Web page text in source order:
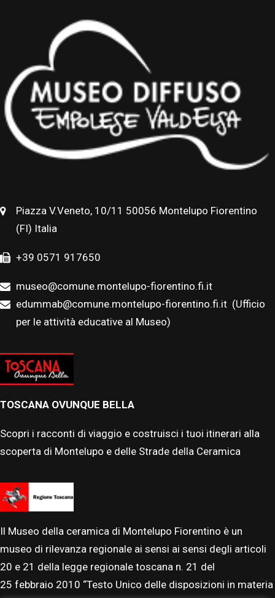
Piazza V.Veneto, 10/11 50056 Montelupo Fiorentino
(FI) Italia
+39 0571 917650
museo@comune.montelupo-fiorentino.fi.it
edummab@comune.montelupo-fiorentino.fi.it (Ufficio
per le attività educative al Museo)
TOSCANA OVUNQUE BELLA
Scopri i racconti di viaggio e costruisci i tuoi itinerari alla
scoperta di Montelupo e delle Strade della Ceramica
Il Museo della ceramica di Montelupo Fiorentino è un
museo di rilevanza regionale ai sensi ai sensi degli articoli
20 e 21 della legge regionale toscana n. 21 del
25 febbraio 2010 “Testo Unico delle disposizioni in materia